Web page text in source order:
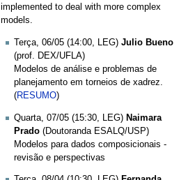
implemented to deal with more complex
models.
Terça, 06/05 (14:00, LEG) Julio Bueno
(prof. DEX/UFLA)
Modelos de análise e problemas de
planejamento em torneios de xadrez.
(RESUMO)
Quarta, 07/05 (15:30, LEG) Naimara
Prado(Doutoranda ESALQ/USP)
Modelos para dados composicionais -
revisão e perspectivas